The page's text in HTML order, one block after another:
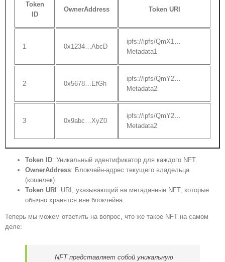
Token
ID
OwnerAddress Token URI
1 0x1234…AbcD
ipfs://ipfs/QmX1…
Metadata1
2 0x5678…EfGh
ipfs://ipfs/QmY2…
Metadata2
3 0x9abc…XyZ0
ipfs://ipfs/QmY2…
Metadata2
Token ID: Уникальный идентификатор для каждого NFT.
OwnerAddress: Блокчейн-адрес текущего владельца
(кошелек).
Token URI : URI, указывающий на метаданные NFT, которые
обычно хранятся вне блокчейна.
Теперь мы можем ответить на вопрос, что же такое NFT на самом
деле:
NFT представляет собой уникальную